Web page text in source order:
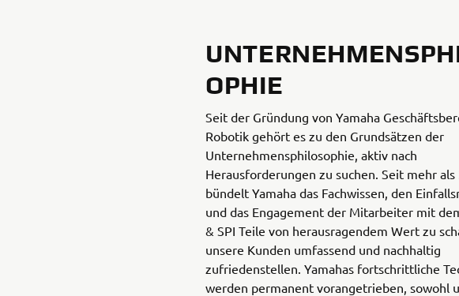
OPHIE
Seit der Gründung von Yamaha
Robotik gehört es zu den Grundsätzen der
Unternehmensphilosophie, aktiv nach
Herausforderungen zu suchen. Seit mehr als
bündelt Yamaha das Fachwissen, den
und das Engagement der Mitarbeiter mit
& SPI Teile von herausragendem Wert zu
unsere Kunden umfassend und nachhaltig
zufriedenstellen. Yamahas fortschrittliche
werden permanent vorangetrieben, sowohl